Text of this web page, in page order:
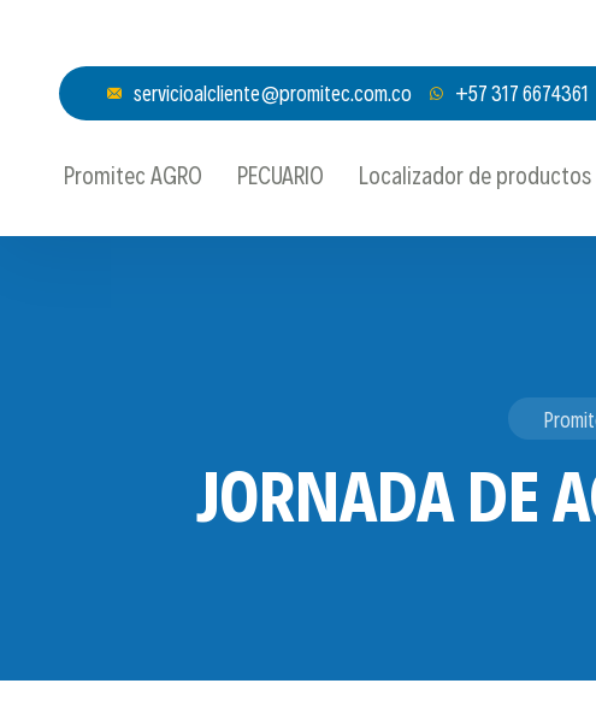
servicioalcliente@promitec.com.co +57 317 6674361
Promitec AGRO PECUARIO Localizador de productos
JORNADA DE